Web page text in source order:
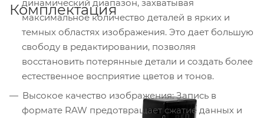
динамический диапазон, захватывая
максимальное количество деталей в ярких и
темных областях изображения. Это дает большую
свободу в редактировании, позволяя
восстановить потерянные детали и создать более
естественное восприятие цветов и тонов.
Высокое качество изображения: Запись в
формате RAW предотвращает сжатие данных и
Комплектация